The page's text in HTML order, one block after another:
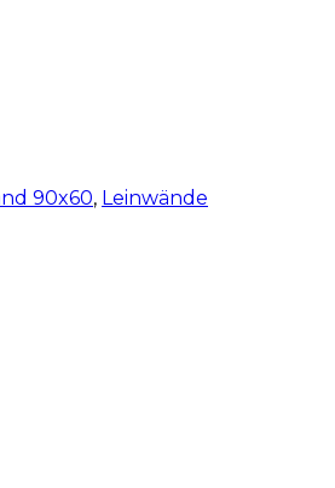
90x60, Leinwände